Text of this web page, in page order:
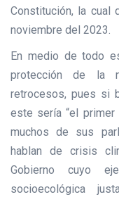
Constitución, la cual
noviembre del 2023.
En medio de todo
protección de la
retrocesos, pues si
este sería “el primer
muchos de sus
hablan de crisis
Gobierno cuyo
socioecológica